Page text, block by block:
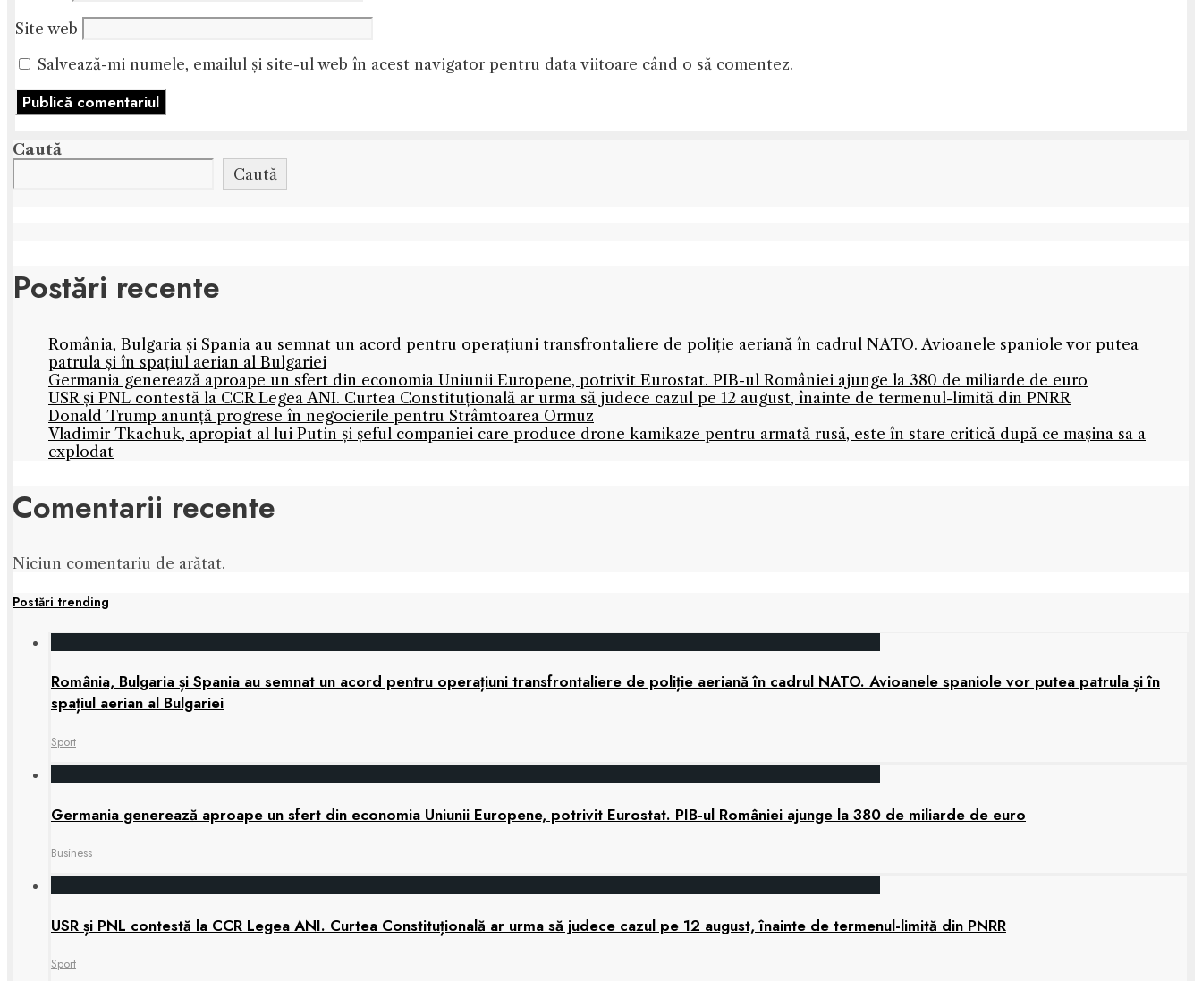
Site web
Salvează-mi numele, emailul și site-ul web în acest navigator pentru data viitoare când o să comentez.
Caută
Caută
Postări recente
România, Bulgaria și Spania au semnat un acord pentru operațiuni transfrontaliere de poliție aeriană în cadrul NATO. Avioanele spaniole vor putea
patrula și în spațiul aerian al Bulgariei
Germania generează aproape un sfert din economia Uniunii Europene, potrivit Eurostat. PIB-ul României ajunge la 380 de miliarde de euro
USR și PNL contestă la CCR Legea ANI. Curtea Constituțională ar urma să judece cazul pe 12 august, înainte de termenul-limită din PNRR
Donald Trump anunță progrese în negocierile pentru Strâmtoarea Ormuz
Vladimir Tkachuk, apropiat al lui Putin și șeful companiei care produce drone kamikaze pentru armată rusă, este în stare critică după ce mașina sa a
explodat
Comentarii recente
Niciun comentariu de arătat.
Postări trending
România, Bulgaria și Spania au semnat un acord pentru operațiuni transfrontaliere de poliție aeriană în cadrul NATO. Avioanele spaniole vor putea patrula și în
spațiul aerian al Bulgariei
Sport
Germania generează aproape un sfert din economia Uniunii Europene, potrivit Eurostat. PIB-ul României ajunge la 380 de miliarde de euro
Business
USR și PNL contestă la CCR Legea ANI. Curtea Constituțională ar urma să judece cazul pe 12 august, înainte de termenul-limită din PNRR
Sport